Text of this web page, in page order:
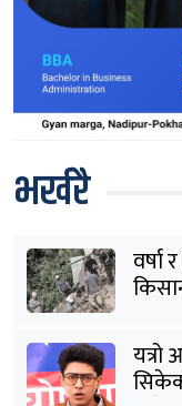
भर्खरै
वर्षा